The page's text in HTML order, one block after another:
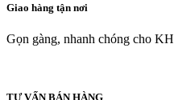
Giao hàng tận nơi
Gọn gàng, nhanh chóng cho KH
TƯ VẤN BÁN HÀNG